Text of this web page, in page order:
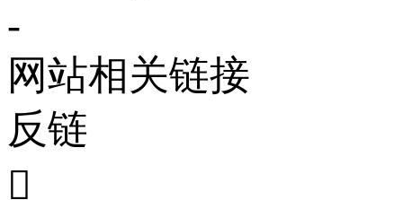
-
网站相关链接
反链
